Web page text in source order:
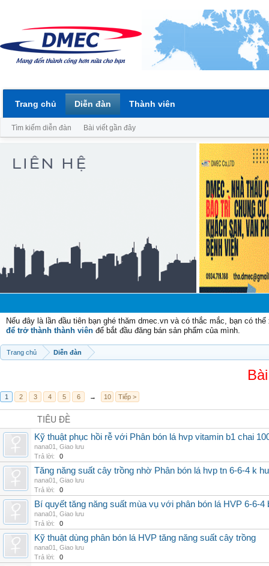
Nếu đây là lần đầu tiên bạn ghé thăm dmec.vn và có thắc mắc, bạn có
để trở thành thành viên để bắt đầu đăng bán sản phẩm của mình.
Trang chủ Diễn đàn
1 2 3 4 5 6 → 10 Tiếp >
TIÊU ĐỀ
Kỹ thuật phục hồi rễ với Phân bón lá hvp vitamin b1 chai
nana01
Giao lưu
Trả lời:
0
Tăng năng suất cây trồng nhờ Phân bón lá hvp tn 6-6-4 k
nana01
Giao lưu
Trả lời:
0
Bí quyết tăng năng suất mùa vụ với phân bón lá HVP 6-6-4
nana01
Giao lưu
Trả lời:
0
Kỹ thuật dùng phân bón lá HVP tăng năng suất cây trồng
nana01
Giao lưu
Trả lời:
0
Trang chủ Diễn đàn
Tìm kiếm diễn đàn Bài viết gần đây
Thành viên